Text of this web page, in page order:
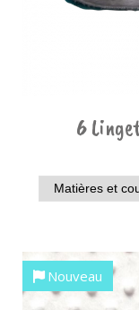
6
Nouveau